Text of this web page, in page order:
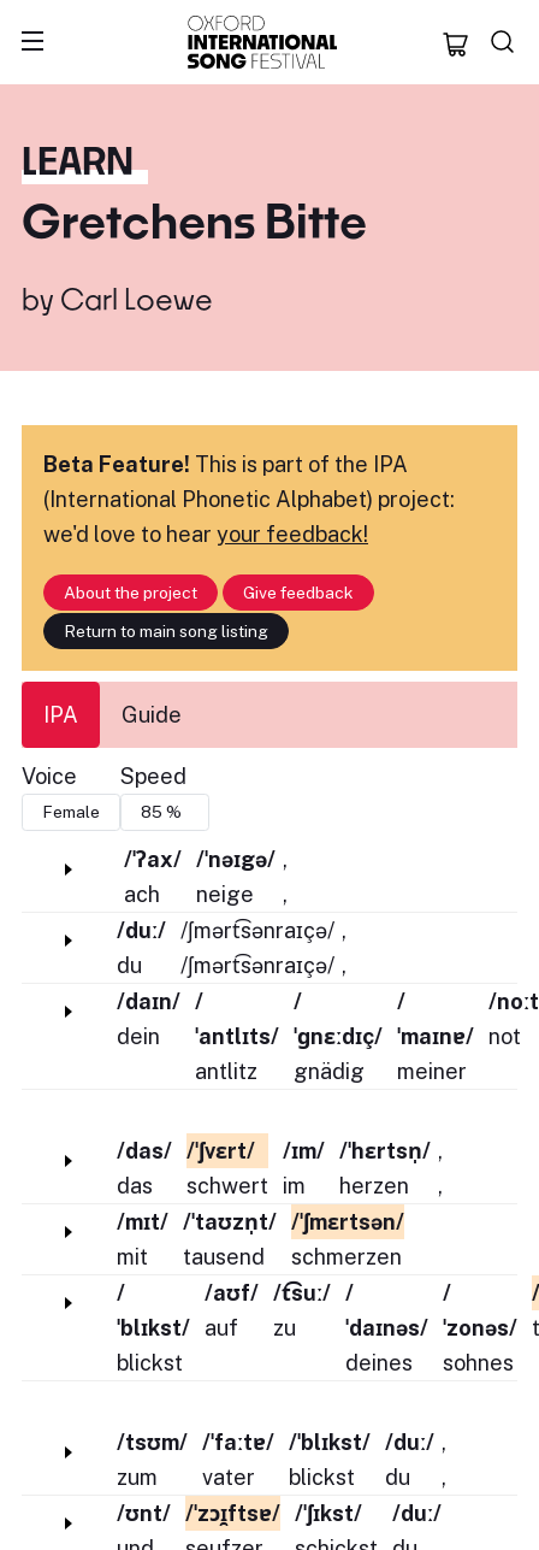
Oxford
LEARN
Gretchens Bitte
by Carl Loewe
Beta Feature! This is part of the IPA
(International Phonetic Alphabet) project:
we'd love to hear your feedback!
About the project
Give feedback
Return to main song listing
IPA Guide
Voice Speed
/ˈʔax/
ach
/ˈnəɪgə/
neige
,
,
/duː/
du
/ʃmərt͡sənraɪçə/
/ʃmərt͡sənraɪçə/
,
,
/daɪn/
dein
/
ˈantlɪts/
antlitz
/
ˈɡnɛːdɪç/
gnädig
/
ˈmaɪnɐ/
meiner
/
not
/das/
das
/ˈʃvɛrt/
schwert
/ɪm/
im
/ˈhɛrtsn̩/
herzen
,
,
/mɪt/
mit
/ˈtaʊzn̩t/
tausend
/ˈʃmɛrtsən/
schmerzen
/
ˈblɪkst/
blickst
/aʊf/
auf
/t͡suː/
zu
/
ˈdaɪnəs/
deines
/
ˈzonəs/
sohnes
/tsʊm/
zum
/ˈfaːtɐ/
vater
/ˈblɪkst/
blickst
/duː/
du
,
,
/ʊnt/ /ˈzɔɪ̯ftsɐ/ /ˈʃɪkst/
/duː/